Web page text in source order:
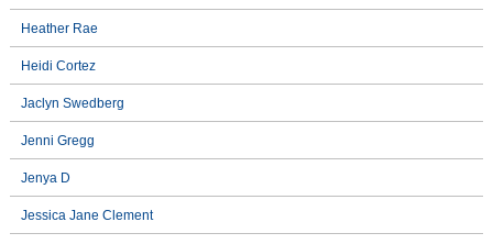
Heather Rae
Heidi Cortez
Jaclyn Swedberg
Jenni Gregg
Jenya D
Jessica Jane Clement